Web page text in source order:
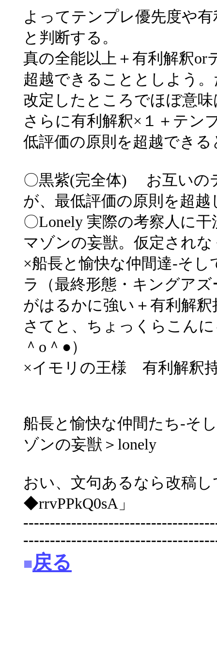
よってテンプレ優先度や
と判断する。
真の全能以上＋有利解釈or
超越できることとしよう
改定したところでほぼ意
さらに有利解釈×１＋テン
低評価の原則を超越でき
〇黒紫(完全体) お互いの
が、最低評価の原則を超越
〇Lonely 実際の考察人に
マゾンの妄獣。仮定され
×船長と愉快な仲間達-そ
ラ（最終形態・キングア
がはるかに強い＋有利解釈
さてと、ちょっくらこん
＾o＾●）
×イモリの王様 有利解釈
船長と愉快な仲間たち‐そ
ゾンの妄獣＞lonely
おい、文句あるなら改稿
◆rrvPPkQ0sA」
■戻る